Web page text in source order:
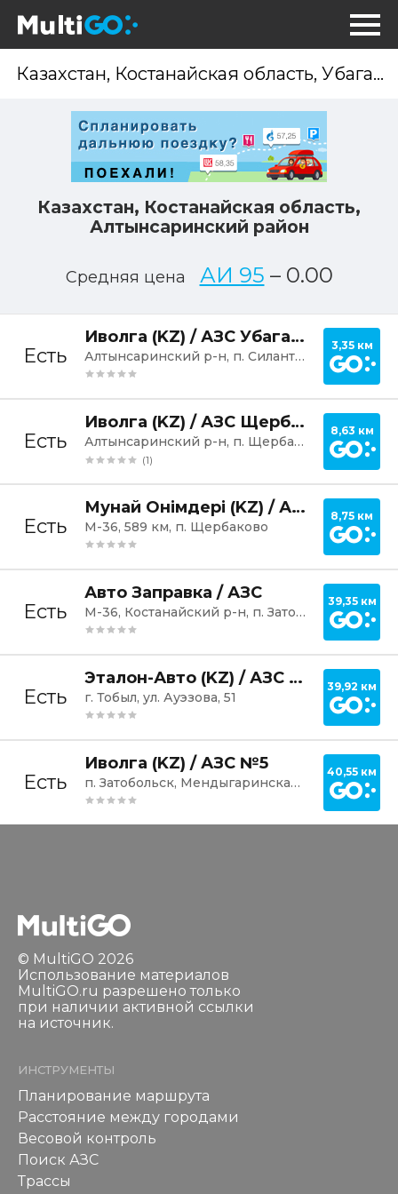
Казахстан, Костанайская область,
Алтынсаринский район
Средняя цена АИ 95 – 0.00
Есть
Иволга (KZ) / АЗС Убаганская
Алтынсаринский р-н, п. Силантьевка
3,35 км
Есть
Иволга (KZ) / АЗС Щербаково
Алтынсаринский р-н, п. Щербаково
(1)
8,63 км
Есть
Мунай Онімдері (KZ) / АЗС Щербаково
М-36, 589 км, п. Щербаково
8,75 км
Есть
Авто Заправка / АЗС
М-36, Костанайский р-н, п. Затобольск
39,35 км
Есть
Эталон-Авто (KZ) / АЗС №08
г. Тобыл, ул. Ауэзова, 51
39,92 км
Есть
Иволга (KZ) / АЗС №5
п. Затобольск, Мендыгаринская трасса
40,55 км
© MultiGO 2026
Использование материалов
MultiGO.ru разрешено только
при наличии активной ссылки
на источник.
ИНСТРУМЕНТЫ
Планирование маршрута
Расстояние между городами
Весовой контроль
Поиск АЗС
Трассы